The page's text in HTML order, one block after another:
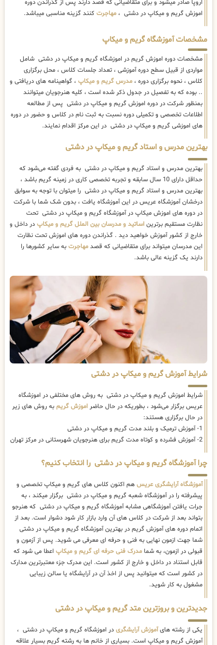
اروپا صادر میشود و برای متقاضیانی که قصد دارند پس از گذراندن دوره
اموزش گریم و میکاپ در دشتی ، مهاجرت کنند گزینه مناسبی میباشد.
مشخصات آموزشگاه گریم و میکاپ
مشخصات دوره اموزش گریم در اموزشگاه گریم و میکاپ در دشتی شامل
مواردی از قبیل سطح دوره آموزشی ، تعداد جلسات کلاس ، محل برگزاری
کلاس ، نحوه برگزاری دوره ، مدرس گریم و میکاپ ، گواهینامه های دریافتی و
.. بوده که به تفصیل در جدول ذکر شده است ، کلیه هنرجویان میتوانند
بمنظور شرکت در دوره اموزش گریم و میکاپ در دشتی پس از مطالعه
اطلاعات تخصصی و تکمیلی دوره نسبت به ثبت نام در کلاس و حضور در دوره
های اموزشی گریم و میکاپ در دشتی در این مرکز اقدام نمایند.
بهترین مدرس و استاد گریم و میکاپ در دشتی
بهترین مدرس و استاد گریم و میکاپ در دشتی به فردی گفته می‌شود که
حداقل دارای 10 سال سابقه و تجربه تخصصی کاری در زمینه گریم باشد ،
بهترین مدرس و استاد گریم و میکاپ در دشتی را میتوان با توجه به سوابق
درخشان آموزشگاه عریس در این آموزشگاه یافت ، بدون شک شما با شرکت
در دوره های اموزش میکاپ در آموزشگاه گریم و میکاپ در دشتی تحت
نظارت مستقیم برترین اساتید و مدرسان بین الملل گریم و میکاپ در داخل و
خارج از کشور آموزش خواهید دید . گذراندن دوره های اموزش تحت نظارت
این مدرسان میتواند برای متقاضیانی که قصد مهاجرت به سایر کشورها را
دارند یک گزینه عالی باشد.
شرایط آموزش گریم و میکاپ در دشتی
شرایط اموزش گریم و میکاپ در دشتی به روش های مختلفی در اموزشگاه
عریس برگزار می‌شود ، بطوریکه در حال حاضر اموزش گریم به روش های زیر
در حال برگزاری هستند:
1- آموزش ترمیک و بلند مدت گریم و میکاپ در دشتی
2- آموزش فشرده و کوتاه مدت گریم برای هنرجویان شهرستانی در مرکز تهران
چرا آموزشگاه گریم و میکاپ در دشتی را انتخاب کنیم؟
آموزشگاه آرایشگری عریس هم اکنون کلاس های گریم و میکاپ تخصصی و
پیشرفته را در آموزشگاه شعبه گریم و میکاپ در دشتی برگزار میکند ، به
جرات یافتن آموزشگاهی مشابه آموزشگاه گریم و میکاپ در دشتی که هنرجو
بتواند بعد از شرکت در کلاس های آن وارد بازار کار شود دشوار است. بعد از
اتمام دوره های آموزش گریم در بهترین آموزشگاه گریم و میکاپ در دشتی
شما جهت ازمون نهایی به فنی و حرفه ای معرفی می شوید. پس از آزمون و
قبولی در ازمون، به شما مدرک فنی حرفه ای گریم و میکاپ اعطا می شود که
قابل استناد در داخل و خارج از کشور است. این مدرک جزء معتبرترین مدارک
در کشور است که میتوانید پس از اخذ آن در آرایشگاه یا سالن زیبایی
مشغول به کار شوید.
جدیدترین و بروزترین متد گریم و میکاپ در دشتی
یکی از رشته هایآموزش آرایشگری در اموزشگاه گریم و میکاپ در دشتی ،
آموزش گریم و میکاپ است. بسیاری از خانم ها به رشته گریم بسیار علاقه